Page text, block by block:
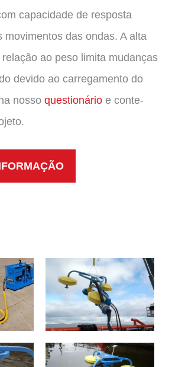
capacidade de resposta
movimentos das ondas. A alta
ao peso limita mudanças
devido ao carregamento do
nosso questionário e conte-